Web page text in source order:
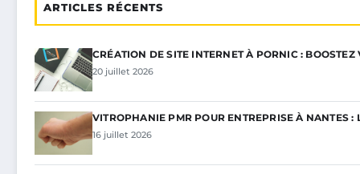
ARTICLES RÉCENTS
CRÉATION DE SITE INTERNET À PORNIC : BOOSTEZ
20 juillet 2026
VITROPHANIE PMR POUR ENTREPRISE À NANTES :
16 juillet 2026